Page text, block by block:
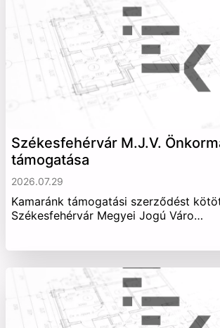
Székesfehérvár M.J.V.
támogatása
2026.07.29
Kamaránk támogatási szerződést
Székesfehérvár Megyei Jogú Váro…